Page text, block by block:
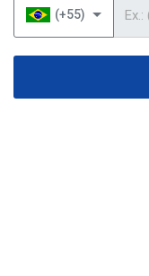
(+55)